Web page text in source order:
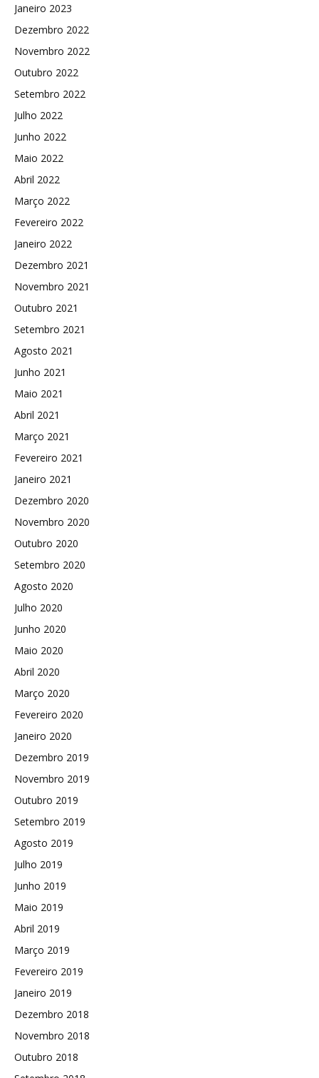
Janeiro 2023
Dezembro 2022
Novembro 2022
Outubro 2022
Setembro 2022
Julho 2022
Junho 2022
Maio 2022
Abril 2022
Março 2022
Fevereiro 2022
Janeiro 2022
Dezembro 2021
Novembro 2021
Outubro 2021
Setembro 2021
Agosto 2021
Junho 2021
Maio 2021
Abril 2021
Março 2021
Fevereiro 2021
Janeiro 2021
Dezembro 2020
Novembro 2020
Outubro 2020
Setembro 2020
Agosto 2020
Julho 2020
Junho 2020
Maio 2020
Abril 2020
Março 2020
Fevereiro 2020
Janeiro 2020
Dezembro 2019
Novembro 2019
Outubro 2019
Setembro 2019
Agosto 2019
Julho 2019
Junho 2019
Maio 2019
Abril 2019
Março 2019
Fevereiro 2019
Janeiro 2019
Dezembro 2018
Novembro 2018
Outubro 2018